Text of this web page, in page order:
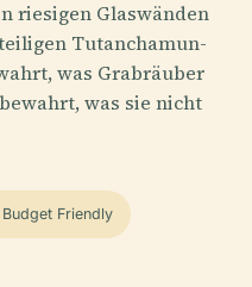
riesigen Glaswänden
Tutanchamun-
was Grabräuber
was sie nicht
Budget Friendly